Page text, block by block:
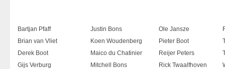
Bartjan Pfaff Justin Bons Ole Jansze
Brian van Vliet
Koen Woudenberg Pieter Boot
Derek Boot
Maico du Chatinier Reijer Peters
Gijs Verburg
Mitchell Bons Rick Twaalfhoven